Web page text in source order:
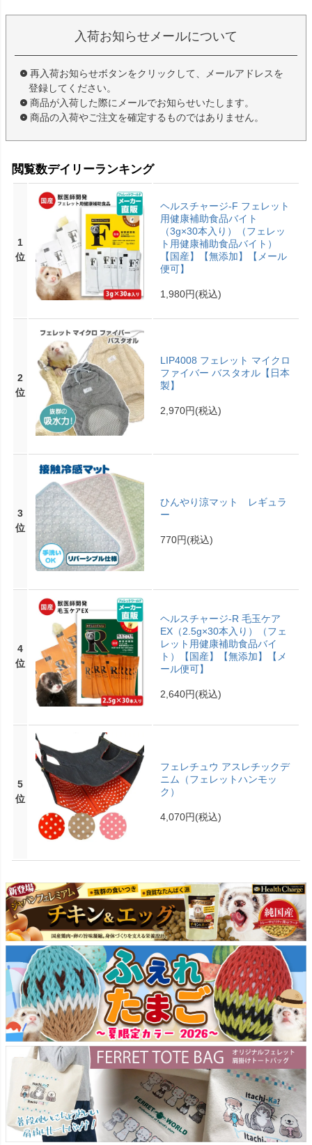
入荷お知らせメールについて
再入荷お知らせボタンをクリックして、メールアドレスを
登録してください。
商品が入荷した際にメールでお知らせいたします。
商品の入荷やご注文を確定するものではありません。
閲覧数デイリーランキング
1
位
ヘルスチャージ-F フェレット
用健康補助食品バイト
（3g×30本入り）（フェレッ
ト用健康補助食品バイト）
【国産】【無添加】【メール
便可】
1,980円(税込)
2
位
LIP4008 フェレット マイクロ
ファイバー バスタオル【日本
製】
2,970円(税込)
3
位
ひんやり涼マット レギュラ
ー
770円(税込)
4
位
ヘルスチャージ-R 毛玉ケア
EX（2.5g×30本入り）（フェ
レット用健康補助食品バイ
ト）【国産】【無添加】【メ
ール便可】
2,640円(税込)
5
位
フェレチュウ アスレチックデ
ニム（フェレットハンモッ
ク）
4,070円(税込)